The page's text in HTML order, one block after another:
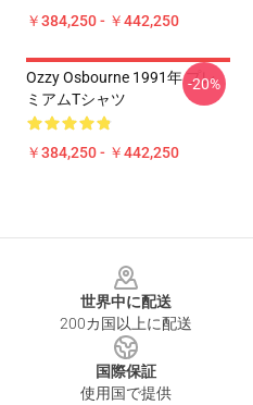
￥384,250 - ￥442,250
Ozzy Osbourne 1991年 プレ
ミアムTシャツ
￥384,250 - ￥442,250
-20%
世界中に配送
200カ国以上に配送
国際保証
使用国で提供